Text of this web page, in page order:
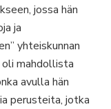
jossa hän
ja
yhteiskunnan
mahdollista
avulla hän
perusteita, jotka